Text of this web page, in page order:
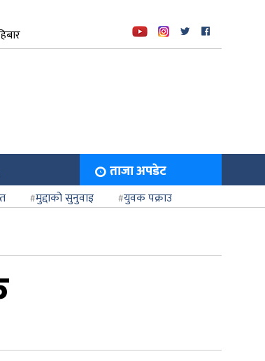
ताजा अपडेट
मुद्दाको सुनुवाइ
युवक पक्राउ